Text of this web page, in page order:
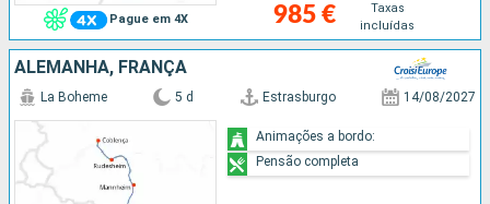
Pague em 4X 985 €
Taxas
incluídas
ALEMANHA, FRANÇA
La Boheme 5 d Estrasburgo 14/08/2027
Animações a bordo:
Pensão completa